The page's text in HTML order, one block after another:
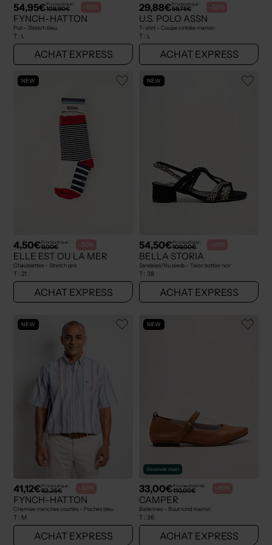
54,95€Prix boutique :
109,90€ -50%
FYNCH-HATTON
Pull - Stretch bleu
T : L
ACHAT EXPRESS
29,88€Prix boutique :
59,75€ -50%
U.S. POLO ASSN
T-shirt - Coupe cintrée marron
T : L
ACHAT EXPRESS
NEW
4,50€Prix boutique :
9,00€ -50%
ELLE EST OU LA MER
Chaussettes - Stretch gris
T : 21
ACHAT EXPRESS
NEW
54,50€Prix boutique :
109,00€ -50%
BELLA STORIA
Sandales/Nu pieds - Talon bottier noir
T : 38
ACHAT EXPRESS
NEW
41,12€Prix boutique :
82,25€ -50%
FYNCH-HATTON
Chemise manches courtes - Poches bleu
T : M
ACHAT EXPRESS
NEW
Seconde main
33,00€Prix neuf estimé :
110,00€ -70%
CAMPER
Ballerines - Bout rond marron
T : 36
ACHAT EXPRESS